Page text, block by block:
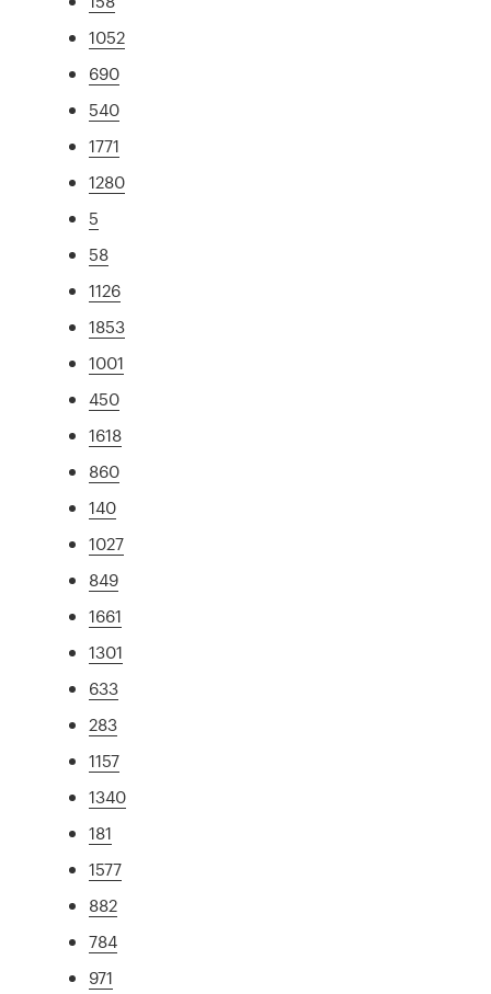
1052
690
540
1771
1280
5
58
1126
1853
1001
450
1618
860
140
1027
849
1661
1301
633
283
1157
1340
181
1577
882
784
971